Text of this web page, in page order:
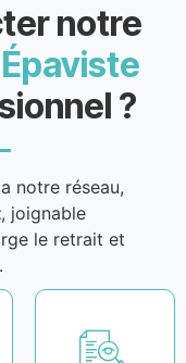
notre
?
notre réseau,
, joignable
le retrait et